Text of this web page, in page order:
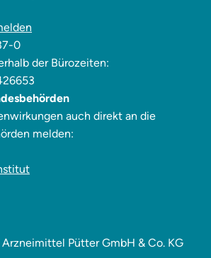
0
der Bürozeiten:
auch direkt an die
melden:
Pütter GmbH & Co. KG